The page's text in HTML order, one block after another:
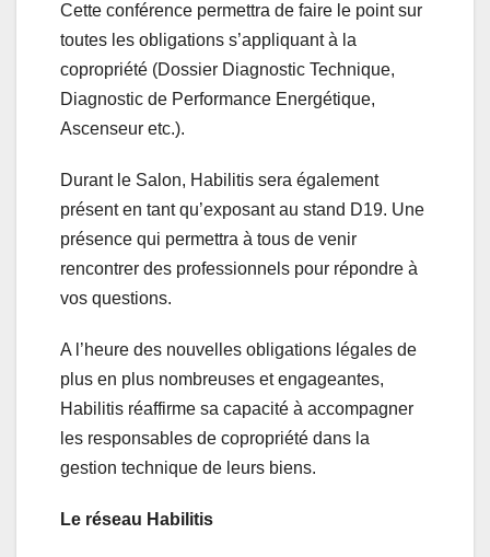
Cette conférence permettra de faire le point sur
toutes les obligations s’appliquant à la
copropriété (Dossier Diagnostic Technique,
Diagnostic de Performance Energétique,
Ascenseur etc.).
Durant le Salon, Habilitis sera également
présent en tant qu’exposant au stand D19. Une
présence qui permettra à tous de venir
rencontrer des professionnels pour répondre à
vos questions.
A l’heure des nouvelles obligations légales de
plus en plus nombreuses et engageantes,
Habilitis réaffirme sa capacité à accompagner
les responsables de copropriété dans la
gestion technique de leurs biens.
Le réseau Habilitis